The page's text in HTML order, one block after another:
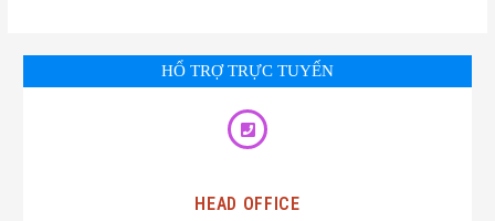
HỔ TRỢ TRỰC TUYẾN
HEAD OFFICE